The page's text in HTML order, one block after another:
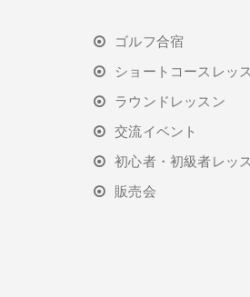
ゴルフ合宿
ショートコースレッ
ラウンドレッスン
交流イベント
初心者・初級者レッ
販売会